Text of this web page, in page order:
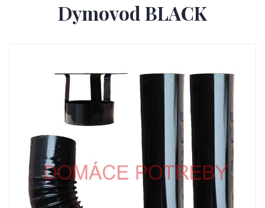
Dymovod BLACK